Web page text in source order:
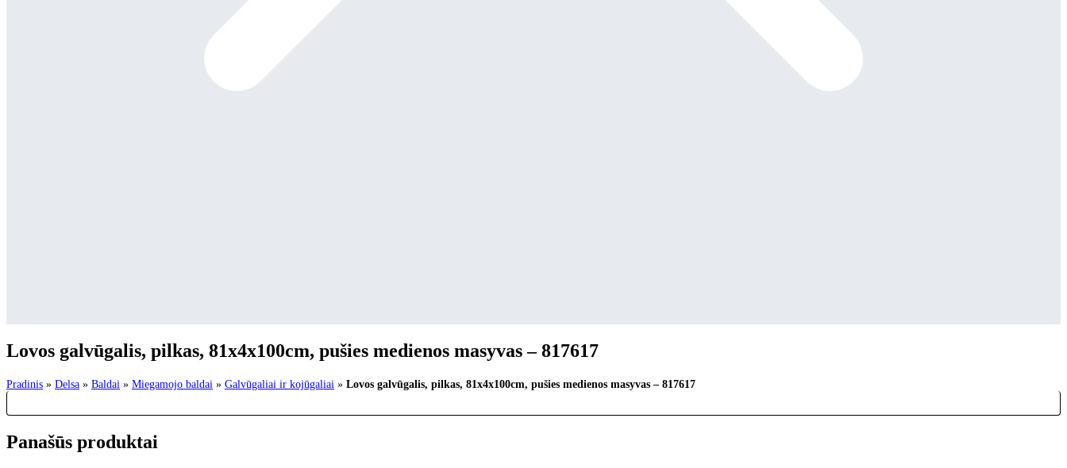
Lovos galvūgalis, pilkas, 81x4x100cm, pušies medienos masyvas – 817617
Pradinis » Delsa » Baldai » Miegamojo baldai » Galvūgaliai ir kojūgaliai » Lovos galvūgalis, pilkas, 81x4x100cm, pušies medienos masyvas – 817617
Panašūs produktai